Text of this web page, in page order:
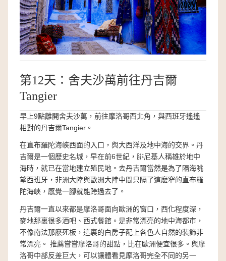
第12天：舍夫沙萬前往丹吉爾
Tangier
早上9點離開舍夫沙萬，前往摩洛哥西北角，與西班牙遙遙
相對的丹吉爾Tangier。
在直布羅陀海峽西面的入口，與大西洋及地中海的交界。丹
吉爾是一個歷史名城，早在前6世紀，腓尼基人稱雄於地中
海時，就已在當地建立殖民地。去丹吉爾當然是為了隔海眺
望西班牙，非洲大陸與歐洲大陸中間只隔了這麽窄的直布羅
陀海峽，感覺一腳就能跨過去了。
丹吉爾一直以來都是摩洛哥面向歐洲的窗口，西化程度深，
麥地那裏很多酒吧、西式餐館。是非常漂亮的地中海都市，
不像南法那麽死板，這裏的白房子配上各色人自然的裝飾非
常漂亮。 推薦嘗嘗摩洛哥的甜點，比在歐洲便宜很多。與摩
洛哥中部反差巨大，可以讓體看見摩洛哥完全不同的另一